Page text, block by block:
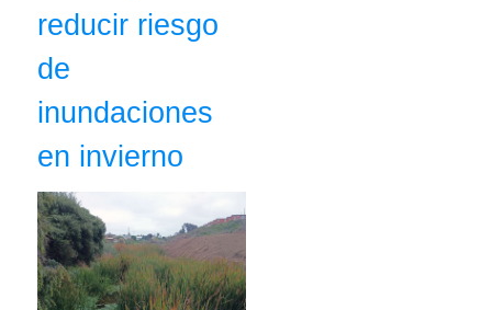
reducir riesgo
de
inundaciones
en invierno